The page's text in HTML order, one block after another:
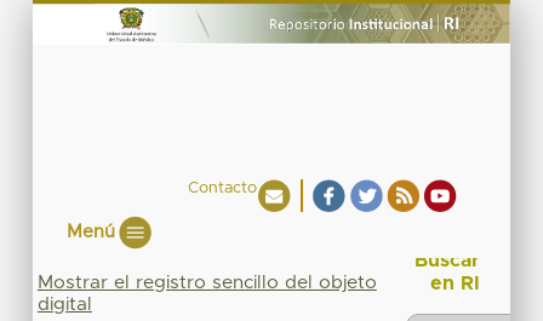
Contacto
Menú
Mostrar el registro sencillo del objeto
digital
Buscar
en RI